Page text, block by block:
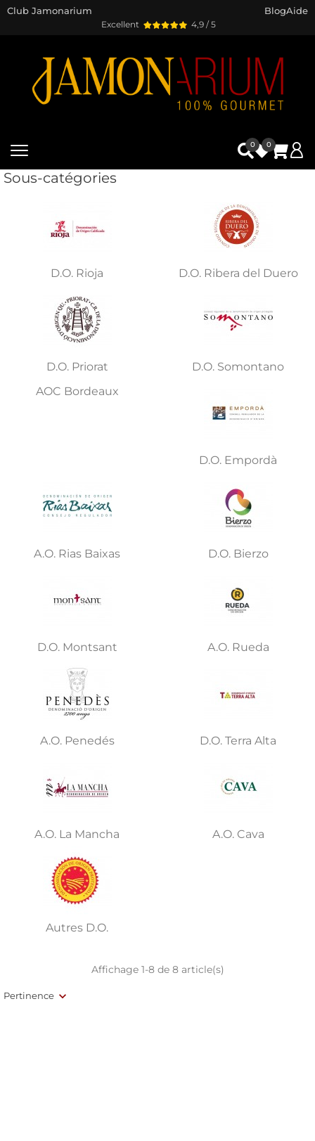
Excellent 4,9 / 5
Club Jamonarium BlogAide
0 0
Sous-catégories
D.O. Rioja D.O. Ribera del Duero
D.O. Priorat
D.O. Somontano
AOC Bordeaux
D.O. Empordà
A.O. Rias Baixas D.O. Bierzo
D.O. Montsant A.O. Rueda
A.O. Penedés D.O. Terra Alta
A.O. La Mancha A.O. Cava
Autres D.O.
Pertinence
Affichage 1-8 de 8 article(s)